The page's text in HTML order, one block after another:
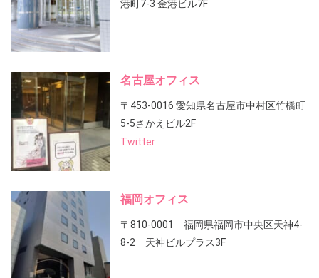
港町7-3 金港ビル7F
名古屋オフィス
〒453-0016 愛知県名古屋市中村区竹橋町
5-5さかえビル2F
Twitter
福岡オフィス
〒810-0001 福岡県福岡市中央区天神4-
8-2 天神ビルプラス3F